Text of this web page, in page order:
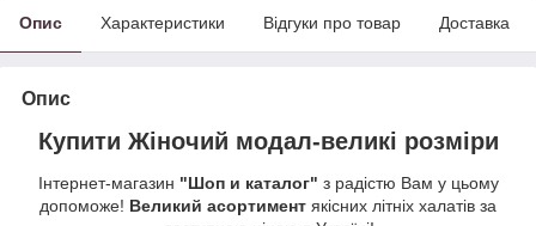
Опис Характеристики Відгуки про товар Доставка
Опис
Купити Жіночий модал-великі розміри
Інтернет-магазин "Шоп и каталог" з радістю Вам у цьому
допоможе! Великий асортимент якісних літніх халатів за